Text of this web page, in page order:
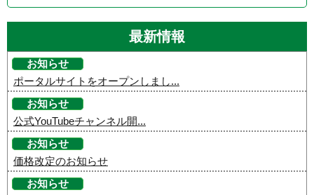
最新情報
お知らせ
ポータルサイトをオープンしまし...
お知らせ
公式YouTubeチャンネル開...
お知らせ
価格改定のお知らせ
お知らせ